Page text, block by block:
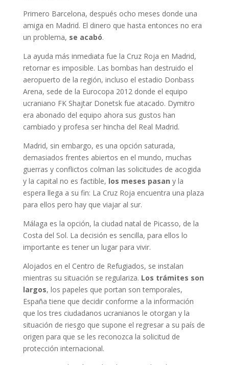
Primero Barcelona, después ocho meses donde una
amiga en Madrid. El dinero que hasta entonces no era
un problema, se acabó.
La ayuda más inmediata fue la Cruz Roja en Madrid,
retornar es imposible. Las bombas han destruido el
aeropuerto de la región, incluso el estadio Donbass
Arena, sede de la Eurocopa 2012 donde el equipo
ucraniano FK Shajtar Donetsk fue atacado. Dymitro
era abonado del equipo ahora sus gustos han
cambiado y profesa ser hincha del Real Madrid.
Madrid, sin embargo, es una opción saturada,
demasiados frentes abiertos en el mundo, muchas
guerras y conflictos colman las solicitudes de acogida
y la capital no es factible, los meses pasan y la
espera llega a su fin: La Cruz Roja encuentra una plaza
para ellos pero hay que viajar al sur.
Málaga es la opción, la ciudad natal de Picasso, de la
Costa del Sol. La decisión es sencilla, para ellos lo
importante es tener un lugar para vivir.
Alojados en el Centro de Refugiados, se instalan
mientras su situación se regulariza. Los trámites son
largos, los papeles que portan son temporales,
España tiene que decidir conforme a la información
que los tres ciudadanos ucranianos le otorgan y la
situación de riesgo que supone el regresar a su país de
origen para que se les reconozca la solicitud de
protección internacional.